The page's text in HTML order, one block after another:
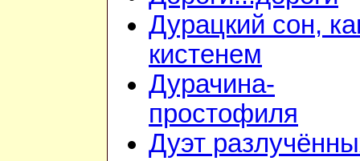
Дурацкий сон,
кистенем
Дурачина-
простофиля
Дуэт